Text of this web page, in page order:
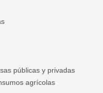
públicas y privadas
agrícolas